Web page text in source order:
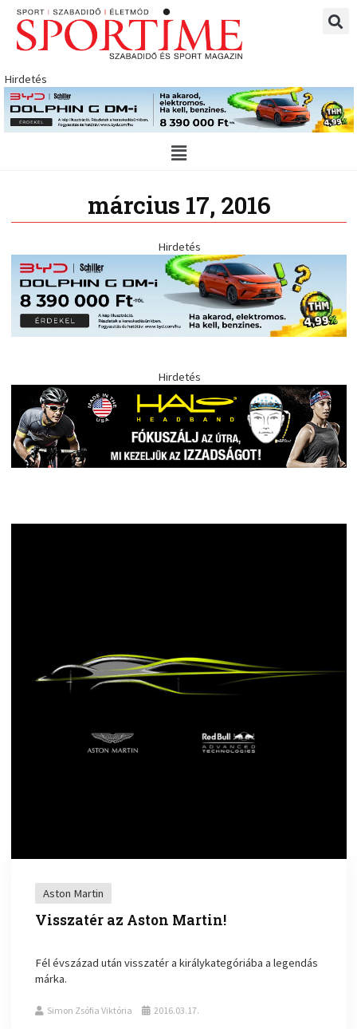
Skip
content
Hirdetés
Main
Menu
március 17, 2016
Hirdetés
Hirdetés
Aston Martin
Visszatér az Aston Martin!
Fél évszázad után visszatér a királykategóriába a legendás
márka.
Simon Zsófia Viktória 2016.03.17.